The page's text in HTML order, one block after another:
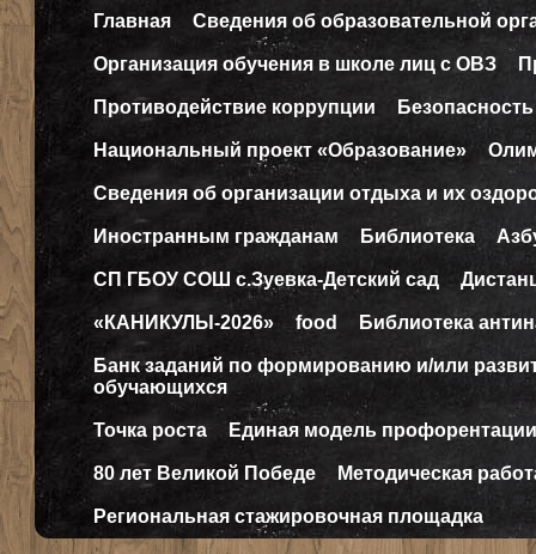
Главная Сведения об образовательной
Организация обучения в школе лиц с ОВЗ
Противодействие коррупции Безопасность
Национальный проект «Образование»
Сведения об организации отдыха и их
Иностранным гражданам Библиотека
СП ГБОУ СОШ с.Зуевка-Детский сад
«КАНИКУЛЫ-2026» food Библиотека
Банк заданий по формированию и/или
обучающихся
Точка роста Единая модель профорентации
80 лет Великой Победе Методическая
Региональная стажировочная площадка